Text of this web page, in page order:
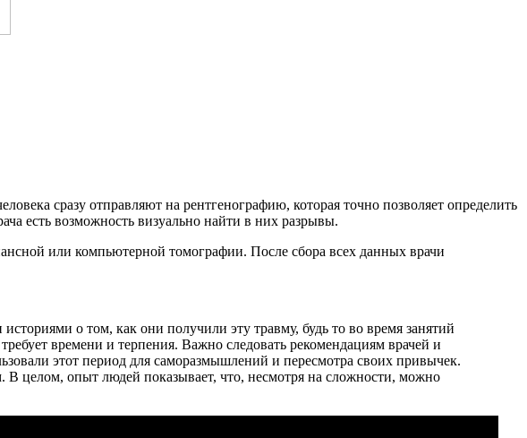
сразу отправляют на рентгенографию, которая точно позволяет определить
есть возможность визуально найти в них разрывы.
или компьютерной томографии. После сбора всех данных врачи
о том, как они получили эту травму, будь то во время занятий
времени и терпения. Важно следовать рекомендациям врачей и
этот период для саморазмышлений и пересмотра своих привычек.
целом, опыт людей показывает, что, несмотря на сложности, можно